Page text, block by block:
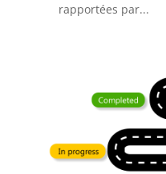
rapportées par...